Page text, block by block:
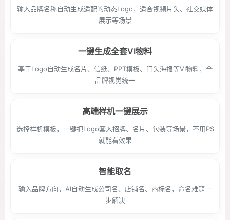
输入品牌名称自动生成适配的动态Logo，适合视频片头、社交媒体
展示等场景
一键生成全套VI物料
基于Logo自动生成名片、信纸、PPT模板、门头海报等VI物料，全
品牌视觉统一
高端样机一键展示
选择样机模板，一键把Logo套入招牌、名片、包装等场景，不用PS
就能看效果
智能取名
输入品牌方向，AI自动生成公司名、店铺名、商标名，命名难题一
步解决